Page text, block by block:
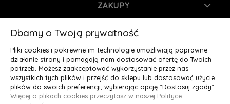
ZAKUPY
INFORMACJE
MOJE KONTO
O NAS
Dbamy o Twoją prywatność
Pliki cookies i pokrewne im technologie umożliwiają poprawne
działanie strony i pomagają nam dostosować ofertę do Twoich
potrzeb. Możesz zaakceptować wykorzystanie przez nas
wszystkich tych plików i przejść do sklepu lub dostosować użycie
plików do swoich preferencji, wybierając opcję "Dostosuj zgody".
Więcej o plikach cookies przeczytasz w naszej Polityce